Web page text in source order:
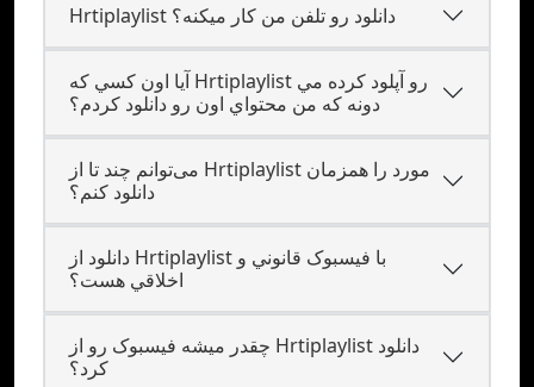
Hrtiplaylist دانلود رو تلفن من کار ميکنه؟
آيا اون کسي که Hrtiplaylist رو آپلود کرده مي
دونه که من محتواي اون رو دانلود کردم؟
می‌توانم چند تا از Hrtiplaylist مورد را همزمان
دانلود کنم؟
دانلود از Hrtiplaylist با فيسبوک قانوني و
اخلاقي هست؟
چقدر ميشه فيسبوک رو از Hrtiplaylist دانلود
کرد؟